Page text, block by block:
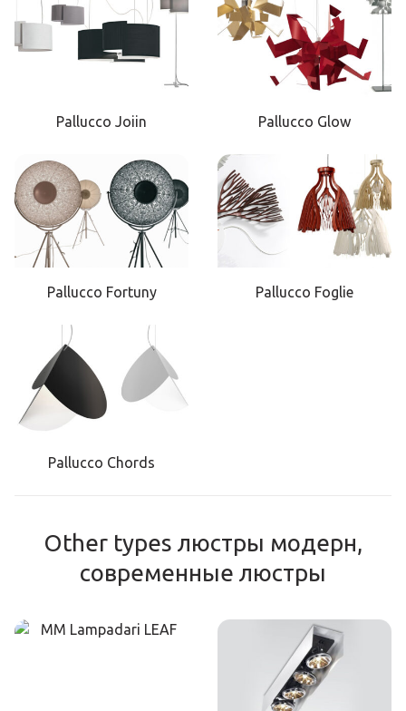
Pallucco Joiin Pallucco Glow
Pallucco Fortuny Pallucco Foglie
Pallucco Chords
Other types люстры модерн,
современные люстры